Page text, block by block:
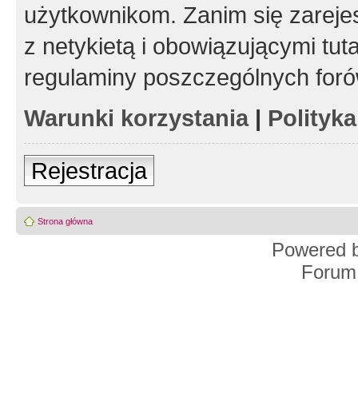
użytkownikom. Zanim się
z netykietą i obowiązującymi
regulaminy poszczególnych
Warunki korzystania|
Rejestracja
Strona główna
Powered